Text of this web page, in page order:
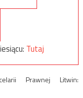
Tutaj
Prawnej Litwin: